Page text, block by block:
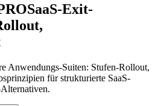
SaaS-Exit-
Anwendungs-Suiten: Stufen-Rollout,
für strukturierte SaaS-